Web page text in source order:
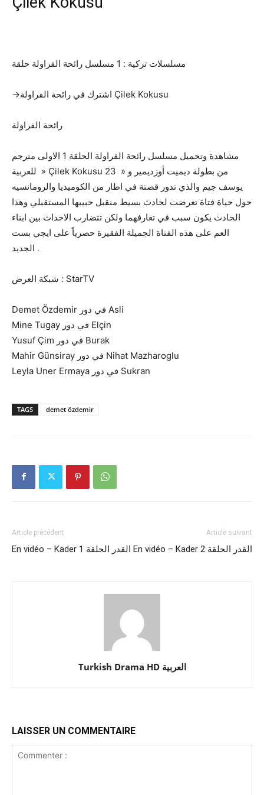
مسلسلات تركية : 1 مسلسل رائحة الفراولة حلقة
→اشترك في رائحة الفراولة Çilek Kokusu
رائحة الفراولة
مشاهدة وتحميل مسلسل رائحة الفراولة الحلقة 1 الاولى مترجم
للعربية » Çilek Kokusu 23 » من بطولة ديميت أوزديمير و
يوسف جيم والذي تدور قصتة في اطار من الكوميديا والرومانسيه
حول حياة فتاة تعرضت لحادث بسيط منقبل حبيبها المستقبلي وهذا
الحادث يكون سبب في تعارفهما ولكن تتضارب الاحداث بين ابناء
العم على هذه الفتاة الجميلة الفقيرة حصرياً على ايجي بست
الجديد .
شبكة العرض : StarTV
Demet Özdemir في دور Asli
Mine Tugay في دور Elçin
Yusuf Çim في دور Burak
Mahir Günsiray في دور Nihat Mazharoglu
Leyla Uner Ermaya في دور Sukran
TAGS demet özdemir
Article précédent
En vidéo – Kader 1 القدر الحلقة
Article suivant
En vidéo – Kader 2 القدر الحلقة
Turkish Drama HD العربية
LAISSER UN COMMENTAIRE